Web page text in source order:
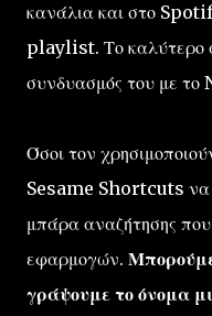
κανάλια και στο
playlist. Το καλύτερο
συνδυασμός του με
Όσοι τον
Sesame Shortcuts να
μπάρα αναζήτησης που
εφαρμογών.
γράψουμε το όνομα